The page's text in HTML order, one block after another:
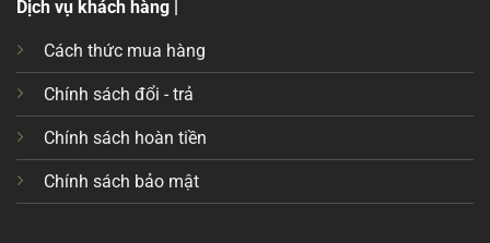
Dịch vụ khách hàng |
Cách thức mua hàng
Chính sách đổi - trả
Chính sách hoàn tiền
Chính sách bảo mật